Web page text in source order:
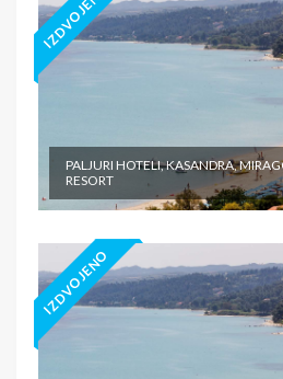
IZDVOJENO
PALJURI HOTELI, KASANDRA,
RESORT
IZDVOJENO